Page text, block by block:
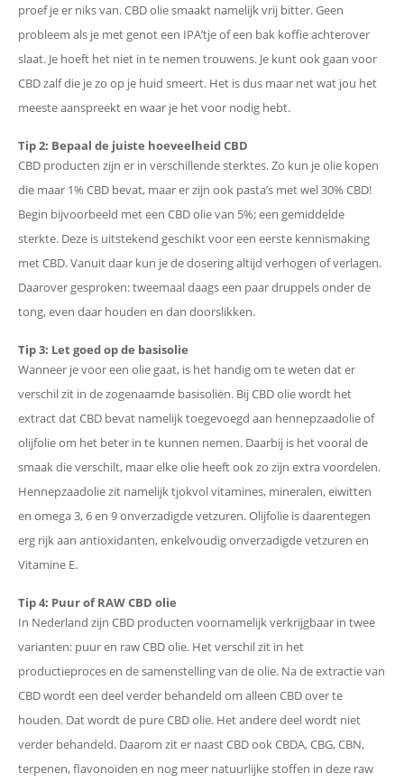
proef je er niks van. CBD olie smaakt namelijk vrij bitter. Geen
probleem als je met genot een IPA’tje of een bak koffie achterover
slaat. Je hoeft het niet in te nemen trouwens. Je kunt ook gaan voor
CBD zalf die je zo op je huid smeert. Het is dus maar net wat jou het
meeste aanspreekt en waar je het voor nodig hebt.
Tip 2: Bepaal de juiste hoeveelheid CBD
CBD producten zijn er in verschillende sterktes. Zo kun je olie kopen
die maar 1% CBD bevat, maar er zijn ook pasta’s met wel 30% CBD!
Begin bijvoorbeeld met een CBD olie van 5%; een gemiddelde
sterkte. Deze is uitstekend geschikt voor een eerste kennismaking
met CBD. Vanuit daar kun je de dosering altijd verhogen of verlagen.
Daarover gesproken: tweemaal daags een paar druppels onder de
tong, even daar houden en dan doorslikken.
Tip 3: Let goed op de basisolie
Wanneer je voor een olie gaat, is het handig om te weten dat er
verschil zit in de zogenaamde basisoliën. Bij CBD olie wordt het
extract dat CBD bevat namelijk toegevoegd aan hennepzaadolie of
olijfolie om het beter in te kunnen nemen. Daarbij is het vooral de
smaak die verschilt, maar elke olie heeft ook zo zijn extra voordelen.
Hennepzaadolie zit namelijk tjokvol vitamines, mineralen, eiwitten
en omega 3, 6 en 9 onverzadigde vetzuren. Olijfolie is daarentegen
erg rijk aan antioxidanten, enkelvoudig onverzadigde vetzuren en
Vitamine E.
Tip 4: Puur of RAW CBD olie
In Nederland zijn CBD producten voornamelijk verkrijgbaar in twee
varianten: puur en raw CBD olie. Het verschil zit in het
productieproces en de samenstelling van de olie. Na de extractie van
CBD wordt een deel verder behandeld om alleen CBD over te
houden. Dat wordt de pure CBD olie. Het andere deel wordt niet
verder behandeld. Daarom zit er naast CBD ook CBDA, CBG, CBN,
terpenen, flavonoïden en nog meer natuurlijke stoffen in deze raw